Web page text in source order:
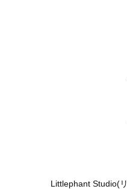
Littlephant Studio(